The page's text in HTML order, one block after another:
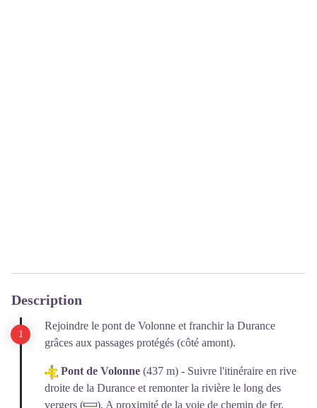
Description
Rejoindre le pont de Volonne et franchir la Durance
grâces aux passages protégés (côté amont).
Pont de Volonne (437 m) - Suivre l'itinéraire en rive
droite de la Durance et remonter la rivière le long des
vergers (
). A proximité de la voie de chemin de fer,